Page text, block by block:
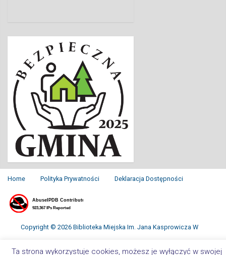
Home Polityka Prywatności Deklaracja Dostępności
Copyright © 2026 Biblioteka Miejska Im. Jana Kasprowicza W
Ta strona wykorzystuje cookies, możesz je wyłączyć w swojej